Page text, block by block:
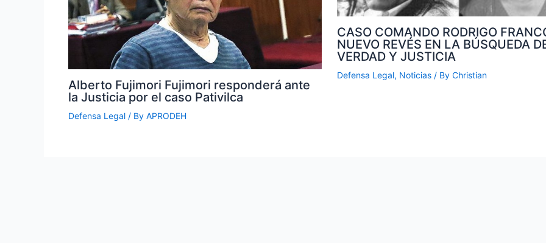
Alberto Fujimori Fujimori responderá ante
la Justicia por el caso Pativilca
Defensa Legal / By APRODEH
CASO COMANDO RODRIGO
NUEVO REVÉS EN LA BÚSQUEDA
VERDAD Y JUSTICIA
Defensa Legal, Noticias/ By Christian